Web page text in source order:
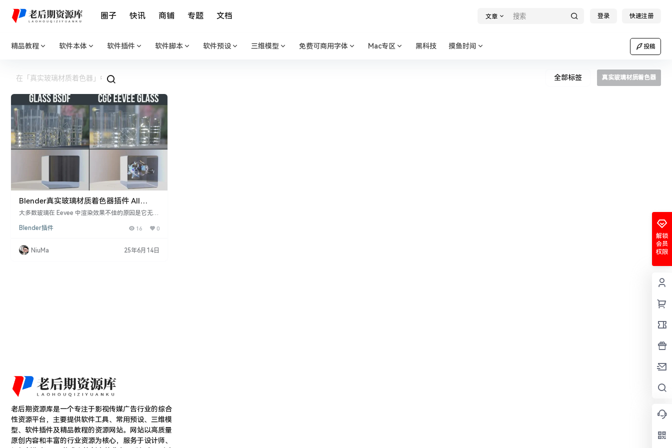
圈子 快讯 商铺 专题 文档 文章 登录 快速注册
精品教程 软件本体 软件插件 软件脚本 软件预设 三维模型 免费可商用字体 Mac专区 黑科技 摸鱼时间 投稿
全部标签 真实玻璃材质着色器
Blender真实玻璃材质着色器插件 All
Purpose Eevee Glass Shader V2
大多数玻璃在 Eevee 中渲染效果不佳的原因是它无法
他折射物体都是不可见的。 CGC Eevee Glass 着色
对象的哪些部分是折射的或只是透明的，巧妙地 掩饰
了它。结果是玻璃更加可信！ 使用 CGC Eevee Glas
Blender插件 16 0
NiuMa 25年6月14日
解锁
会员
权限
老后期资源库是一个专注于影视传媒广告行业的综合
性资源平台，主要提供软件工具、常用预设、三维模
型、软件插件及精品教程的资源网站。网站以高质量
原创内容和丰富的行业资源为核心，服务于设计师、